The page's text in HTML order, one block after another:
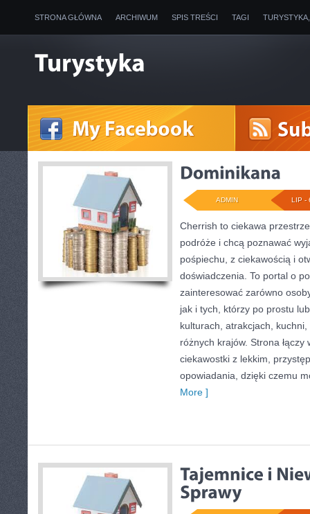
STRONA GŁÓWNA ARCHIWUM SPIS TREŚCI TAGI
LIP -
ADMIN
Cherrish to ciekawa
podróże i chcą poznawać
pośpiechu, z ciekawością i
doświadczenia. To portal o
zainteresować zarówno
jak i tych, którzy po prostu
kulturach, atrakcjach,
różnych krajów. Strona
ciekawostki z lekkim,
opowiadania, dzięki czemu
More ]